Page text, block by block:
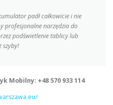
padł całkowicie i nie
profesjonalne narzędzia do
podświetlenie tablicy lub
szyby!
Mobilny: +48 570 933 114